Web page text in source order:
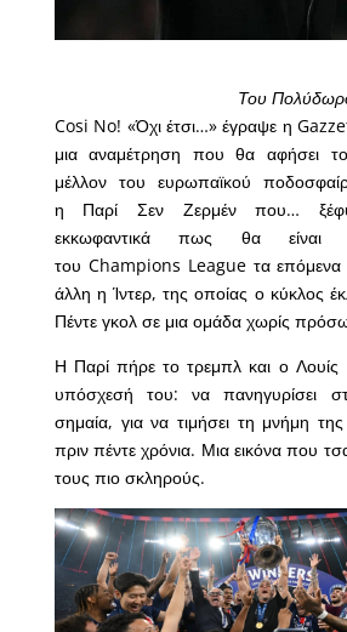
Του
Cosi No! «Όχι έτσι…» έγραψε η
μια αναμέτρηση που θα αφήσει
μέλλον του ευρωπαϊκού
η Παρί Σεν Ζερμέν που…
εκκωφαντικά πως θα είναι
του Champions League τα επόμενα
άλλη η Ίντερ, της οποίας ο κύκλος
Πέντε γκολ σε μια ομάδα χωρίς
Η Παρί πήρε το τρεμπλ και ο Λουίς
υπόσχεσή του: να πανηγυρίσει
σημαία, για να τιμήσει τη μνήμη
πριν πέντε χρόνια. Μια εικόνα που
τους πιο σκληρούς.